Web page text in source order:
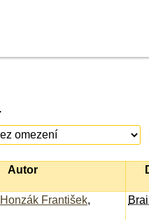
Autor
Honzák František,
Braill